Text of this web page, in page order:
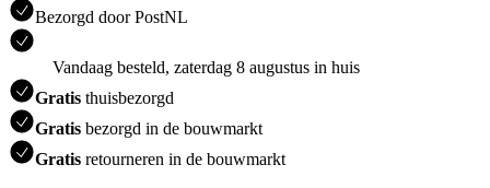
Bezorgd door PostNL
Vandaag besteld, zaterdag 8 augustus in huis
Gratis thuisbezorgd
Gratis bezorgd in de bouwmarkt
Gratis retourneren in de bouwmarkt